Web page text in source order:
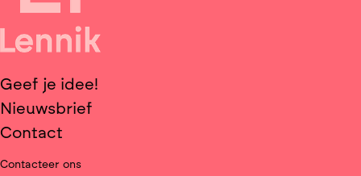
Geef je idee!
Nieuwsbrief
Contact
Contacteer ons